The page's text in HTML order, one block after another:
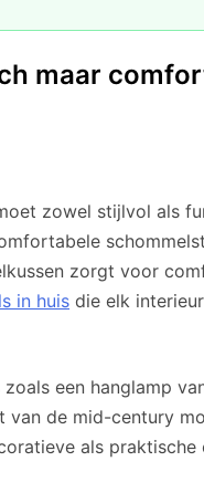
maar
zowel stijlvol als
zorgt voor
in huis die elk
een hanglamp
van de mid-century
als praktische